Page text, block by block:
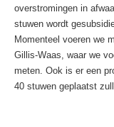
overstromingen in
stuwen wordt
Momenteel voeren we
Gillis-Waas, waar we
meten. Ook is er een
40 stuwen geplaatst